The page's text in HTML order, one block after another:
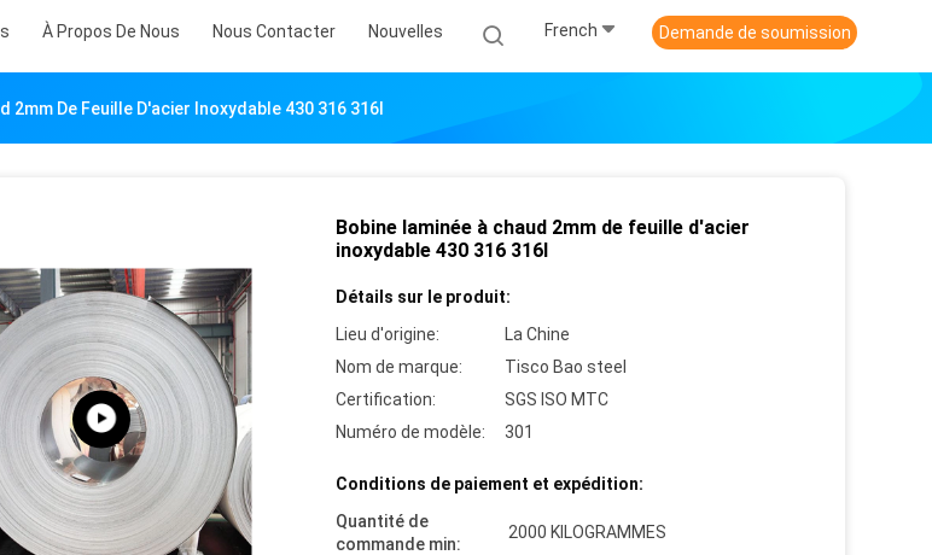
À Propos De Nous Nous Contacter Nouvelles French Demande de soumission
2mm De Feuille D'acier Inoxydable 430 316 316l
Bobine laminée à chaud 2mm de feuille d'acier
inoxydable 430 316 316l
Détails sur le produit:
Lieu d'origine:
La Chine
Nom de marque:
Tisco Bao steel
Certification:
SGS ISO MTC
Numéro de modèle:
301
Conditions de paiement et expédition:
Quantité de
commande min:
2000 KILOGRAMMES